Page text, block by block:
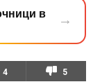
в
→
4 5